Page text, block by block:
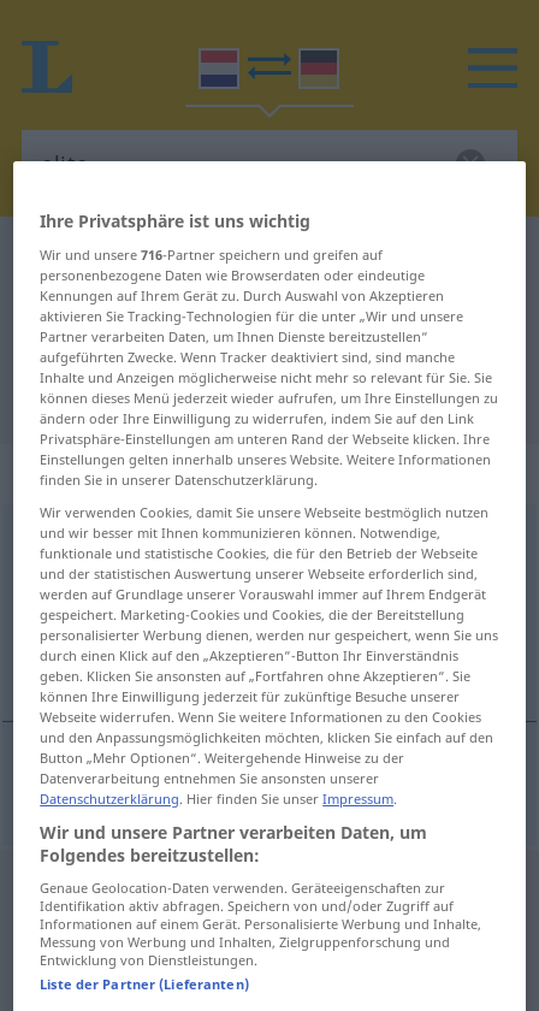
Niederländisch-Deutsch Wörterbuch
Niederländisch-Deutsch
Übersetzung für "elite"
"elite" Deutsch Übersetzung
„elite“: zelfstandig naamwoord
elitesubst <-s>
Übersicht aller Übersetzungen
(Für mehr Details die Übersetzung anklicken/antippen)
Elite
Elitef elite
Ihre Privatsphäre ist uns wichtig
Wir und unsere716-Partner speichern und greifen auf
personenbezogene Daten wie Browserdaten oder eindeutige
Kennungen auf Ihrem Gerät zu. Durch Auswahl von Akzeptieren
aktivieren Sie Tracking-Technologien für die unter „Wir und unsere
Partner verarbeiten Daten, um Ihnen Dienste bereitzustellen“
aufgeführten Zwecke. Wenn Tracker deaktiviert sind, sind manche
Inhalte und Anzeigen möglicherweise nicht mehr so relevant für Sie. Sie
können dieses Menü jederzeit wieder aufrufen, um Ihre Einstellungen zu
ändern oder Ihre Einwilligung zu widerrufen, indem Sie auf den Link
Privatsphäre-Einstellungen am unteren Rand der Webseite klicken. Ihre
Einstellungen gelten innerhalb unseres Website. Weitere Informationen
finden Sie in unserer Datenschutzerklärung.
Wir verwenden Cookies, damit Sie unsere Webseite bestmöglich nutzen
und wir besser mit Ihnen kommunizieren können. Notwendige,
funktionale und statistische Cookies, die für den Betrieb der Webseite
und der statistischen Auswertung unserer Webseite erforderlich sind,
werden auf Grundlage unserer Vorauswahl immer auf Ihrem Endgerät
gespeichert. Marketing-Cookies und Cookies, die der Bereitstellung
personalisierter Werbung dienen, werden nur gespeichert, wenn Sie uns
durch einen Klick auf den „Akzeptieren“-Button Ihr Einverständnis
geben. Klicken Sie ansonsten auf „Fortfahren ohne Akzeptieren“. Sie
können Ihre Einwilligung jederzeit für zukünftige Besuche unserer
Webseite widerrufen. Wenn Sie weitere Informationen zu den Cookies
und den Anpassungsmöglichkeiten möchten, klicken Sie einfach auf den
Button „Mehr Optionen“. Weitergehende Hinweise zu der
Datenverarbeitung entnehmen Sie ansonsten unserer
Datenschutzerklärung. Hier finden Sie unserImpressum.
Wir und unsere Partner verarbeiten Daten, um
Folgendes bereitzustellen:
Genaue Geolocation-Daten verwenden. Geräteeigenschaften zur
Identifikation aktiv abfragen. Speichern von und/oder Zugriff auf
Informationen auf einem Gerät. Personalisierte Werbung und Inhalte,
Messung von Werbung und Inhalten, Zielgruppenforschung und
Entwicklung von Dienstleistungen.
Liste der Partner (Lieferanten)